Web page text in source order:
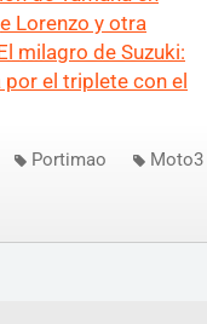
Lorenzo y otra
milagro de Suzuki:
por el triplete con el
Portimao Moto3